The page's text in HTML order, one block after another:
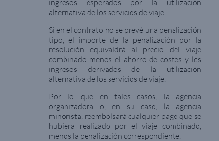
ingresos esperados por la utilización
alternativa de los servicios de viaje.
Si en el contrato no se prevé una penalización
tipo, el importe de la penalización por la
resolución equivaldrá al precio del viaje
combinado menos el ahorro de costes y los
ingresos derivados de la utilización
alternativa de los servicios de viaje.
Por lo que en tales casos, la agencia
organizadora o, en su caso, la agencia
minorista, reembolsará cualquier pago que se
hubiera realizado por el viaje combinado,
menos la penalización correspondiente.